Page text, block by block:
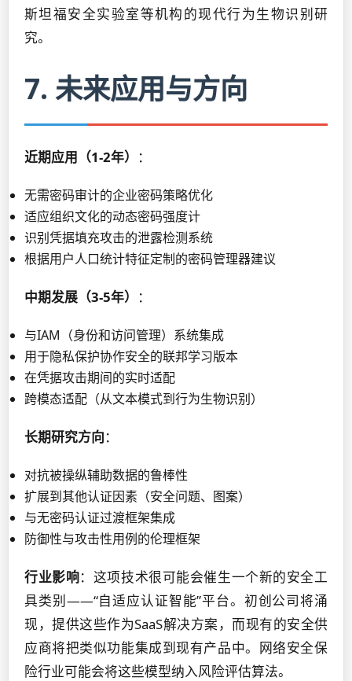
斯坦福安全实验室等机构的现代行为生物识别研
究。
7. 未来应用与方向
近期应用（1-2年） ：
无需密码审计的企业密码策略优化
适应组织文化的动态密码强度计
识别凭据填充攻击的泄露检测系统
根据用户人口统计特征定制的密码管理器建议
中期发展（3-5年） ：
与IAM（身份和访问管理）系统集成
用于隐私保护协作安全的联邦学习版本
在凭据攻击期间的实时适配
跨模态适配（从文本模式到行为生物识别）
长期研究方向：
对抗被操纵辅助数据的鲁棒性
扩展到其他认证因素（安全问题、图案）
与无密码认证过渡框架集成
防御性与攻击性用例的伦理框架
行业影响：这项技术很可能会催生一个新的安全工
具类别——“自适应认证智能”平台。初创公司将涌
现，提供这些作为SaaS解决方案，而现有的安全供
应商将把类似功能集成到现有产品中。网络安全保
险行业可能会将这些模型纳入风险评估算法。